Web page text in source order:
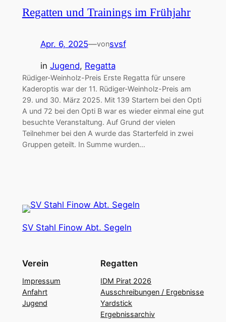
Regatten und Trainings im Frühjahr
Apr. 6, 2025—vonsvsf
in Jugend, Regatta
Rüdiger-Weinholz-Preis Erste Regatta für unsere
Kaderoptis war der 11. Rüdiger-Weinholz-Preis am
29. und 30. März 2025. Mit 139 Startern bei den Opti
A und 72 bei den Opti B war es wieder einmal eine gut
besuchte Veranstaltung. Auf Grund der vielen
Teilnehmer bei den A wurde das Starterfeld in zwei
Gruppen geteilt. In Summe wurden…
SV Stahl Finow Abt. Segeln
Verein
Impressum
Anfahrt
Jugend
Regatten
IDM Pirat 2026
Ausschreibungen / Ergebnisse
Yardstick
Ergebnissarchiv